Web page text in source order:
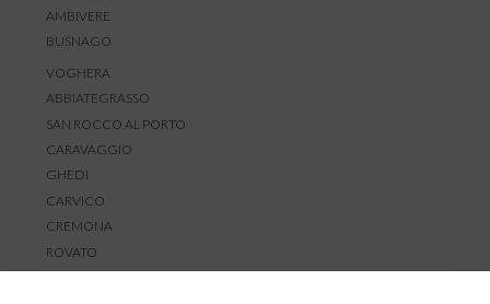
AMBIVERE
BUSNAGO
VOGHERA
ABBIATEGRASSO
SAN ROCCO AL PORTO
CARAVAGGIO
GHEDI
CARVICO
CREMONA
ROVATO